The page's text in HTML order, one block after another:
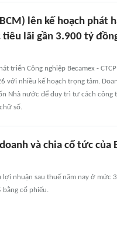
lên kế hoạch phát
lãi gần 3.900 tỷ
triển Công nghiệp Becamex -
với nhiều kế hoạch trọng tâm.
Nhà nước để duy trì tư cách công
số.
và chia cổ tức của
lợi nhuận sau thuế năm nay ở mức
bằng cổ phiếu.